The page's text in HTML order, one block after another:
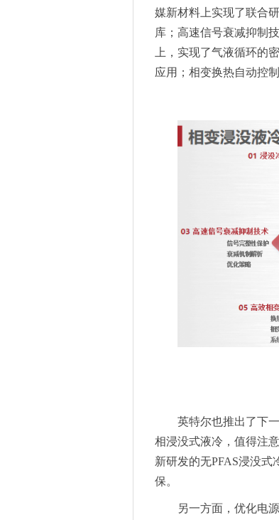
媒新材料上实现了联合
库；高速信号衰减抑制
上，实现了气液循环的
应用；相变换热自动控
英特尔也推出了下
相浸没式液冷，值得注
新研发的无PFAS浸没
保。
另一方面，优化电